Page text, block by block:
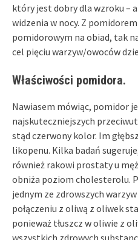
który jest dobry dla wzroku –
widzenia w nocy. Z
pomidorowym na obiad, tak
cel pięciu warzyw/owoców
Właściwości pomidora.
Nawiasem mówiąc, pomidor
najskuteczniejszych
stąd czerwony kolor. Im
likopenu. Kilka badań
również rakowi prostaty u
obniża poziom cholesterolu.
jednym ze zdrowszych
połączeniu z oliwą z oliwek
ponieważ tłuszcz w oliwie z
wszystkich zdrowych